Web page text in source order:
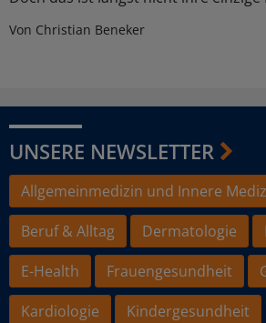
Von Christian Beneker
UNSERE NEWSLETTER
Allgemeinmedizin und Innere
Beruf & Alltag
Dermatologie
E-Health
Frauengesundheit
Kardiologie
Kindergesundheit